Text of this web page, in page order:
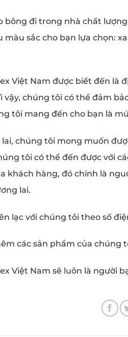
bông đi trong nhà chất
màu sắc cho bạn lựa chọn:
Việt Nam được biết đến là
vậy, chúng tôi có thể đảm
tôi mang đến cho bạn là
chúng tôi mong muốn
tôi có thể đến được với
khách hàng, đó chính là
lai.
lạc với chúng tôi theo số
các sản phẩm của chúng
Việt Nam sẽ luôn là người